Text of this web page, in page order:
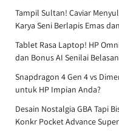
Tampil Sultan! Caviar
Karya Seni Berlapis Emas
Tablet Rasa Laptop! HP
dan Bonus AI Senilai
Snapdragon 4 Gen 4 vs
untuk HP Impian Anda?
Desain Nostalgia GBA Tapi
Konkr Pocket Advance